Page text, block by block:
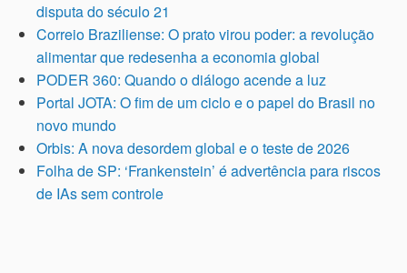
disputa do século 21
Correio Braziliense: O prato virou poder: a revolução
alimentar que redesenha a economia global
PODER 360: Quando o diálogo acende a luz
Portal JOTA: O fim de um ciclo e o papel do Brasil no
novo mundo
Orbis: A nova desordem global e o teste de 2026
Folha de SP: ‘Frankenstein’ é advertência para riscos
de IAs sem controle